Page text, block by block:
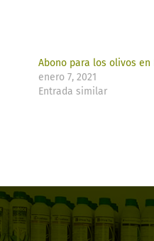
Abono para los olivos en
enero 7, 2021
Entrada similar